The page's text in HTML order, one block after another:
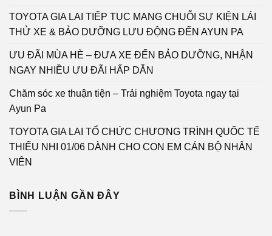
TOYOTA GIA LAI TIẾP TỤC MANG CHUỖI SỰ KIỆN LÁI
THỬ XE & BẢO DƯỠNG LƯU ĐỘNG ĐẾN AYUN PA
ƯU ĐÃI MÙA HÈ – ĐƯA XE ĐẾN BẢO DƯỠNG, NHẬN
NGAY NHIỀU ƯU ĐÃI HẤP DẪN
Chăm sóc xe thuận tiện – Trải nghiệm Toyota ngay tại
Ayun Pa
TOYOTA GIA LAI TỔ CHỨC CHƯƠNG TRÌNH QUỐC TẾ
THIẾU NHI 01/06 DÀNH CHO CON EM CÁN BỘ NHÂN
VIÊN
BÌNH LUẬN GẦN ĐÂY